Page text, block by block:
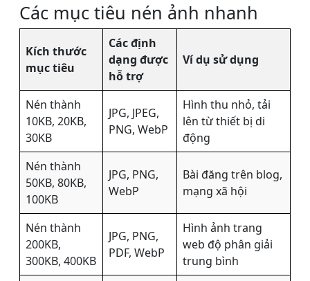
Các mục tiêu nén ảnh nhanh
Kích thước
mục tiêu
Các định
dạng được
hỗ trợ
Ví dụ sử dụng
Nén thành
10KB, 20KB,
30KB
JPG, JPEG,
PNG, WebP
Hình thu nhỏ, tải
lên từ thiết bị di
động
Nén thành
50KB, 80KB,
100KB
JPG, PNG,
WebP
Bài đăng trên blog,
mạng xã hội
Nén thành
200KB,
300KB, 400KB
JPG, PNG,
PDF, WebP
Hình ảnh trang
web độ phân giải
trung bình